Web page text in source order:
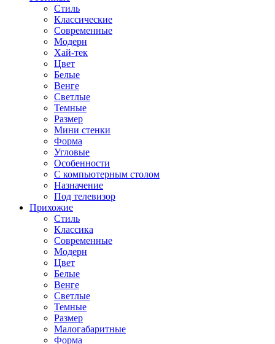
Стиль
Классические
Современные
Модерн
Хай-тек
Цвет
Белые
Венге
Светлые
Темные
Размер
Мини стенки
Форма
Угловые
Особенности
С компьютерным столом
Назначение
Под телевизор
Прихожие
Стиль
Классика
Современные
Модерн
Цвет
Белые
Венге
Светлые
Темные
Размер
Малогабаритные
Форма